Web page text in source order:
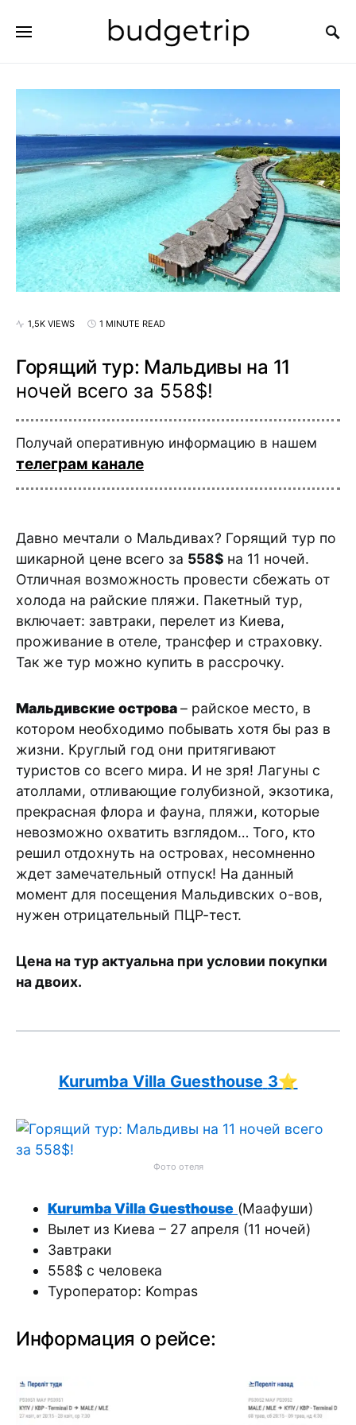
1,5K VIEWS 1 MINUTE READ
Горящий тур: Мальдивы на 11
ночей всего за 558$!
Получай оперативную информацию в нашем
телеграм канале
Давно мечтали о Мальдивах? Горящий тур по
шикарной цене всего за 558$ на 11 ночей.
Отличная возможность провести сбежать от
холода на райские пляжи. Пакетный тур,
включает: завтраки, перелет из Киева,
проживание в отеле, трансфер и страховку.
Так же тур можно купить в рассрочку.
Мальдивскиеострова– райское место, в
котором необходимо побывать хотя бы раз в
жизни. Круглый год они притягивают
туристов со всего мира. И не зря! Лагуны с
атоллами, отливающие голубизной, экзотика,
прекрасная флора и фауна, пляжи, которые
невозможно охватить взглядом… Того, кто
решил отдохнуть на островах, несомненно
ждет замечательный отпуск! На данный
момент для посещения Мальдивских о-вов,
нужен отрицательный ПЦР-тест.
Цена на тур актуальна при условии покупки
на двоих.
Kurumba Villa Guesthouse 3⭐️
Фото отеля
Kurumba Villa Guesthouse (Маафуши)
Вылет из Киева – 27 апреля (11 ночей)
Завтраки
558$ с человека
Туроператор: Kompas
Информация о рейсе: